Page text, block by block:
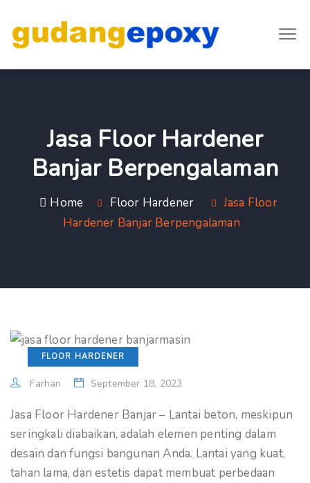
Jasa Floor Hardener
Banjar Berpengalaman
Home Floor Hardener
Jasa Floor
Hardener Banjar Berpengalaman
FLOOR HARDENER
Farhan September 18, 2023
Jasa Floor Hardener Banjar – Lantai beton, meskipun
seringkali diabaikan, adalah elemen penting dalam
desain dan fungsi bangunan Anda. Lantai yang kuat,
tahan lama, dan estetis dapat membuat perbedaan